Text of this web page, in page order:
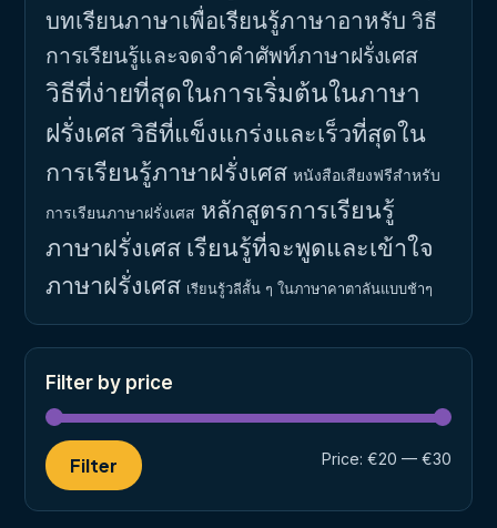
บทเรียนภาษาเพื่อเรียนรู้ภาษาอาหรับ วิธี
การเรียนรู้และจดจำคำศัพท์ภาษาฝรั่งเศส
วิธีที่ง่ายที่สุดในการเริ่มต้นในภาษา
ฝรั่งเศสวิธีที่แข็งแกร่งและเร็วที่สุดใน
การเรียนรู้ภาษาฝรั่งเศส หนังสือเสียงฟรีสำหรับ
การเรียนภาษาฝรั่งเศส หลักสูตรการเรียนรู้
ภาษาฝรั่งเศส เรียนรู้ที่จะพูดและเข้าใจ
ภาษาฝรั่งเศส เรียนรู้วลีสั้น ๆ ในภาษาคาตาลันแบบช้าๆ
Filter by price
Filter Price: €20 — €30